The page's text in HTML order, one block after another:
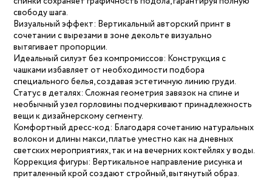
свободу шага.
Визуальный эффект: Вертикальный авторский принт в
сочетании с вырезами в зоне декольте визуально
вытягивает пропорции.
Идеальный силуэт без компромиссов: Конструкция с
чашками избавляет от необходимости подбора
специального белья, создавая эстетичную линию груди.
Статус в деталях: Сложная геометрия завязок на спине и
необычный узел горловины подчеркивают принадлежность
вещи к дизайнерскому сегменту.
Комфортный дресс-код: Благодаря сочетанию натуральных
волокон и длины макси, платье уместно как на дневных
светских мероприятиях, так и на вечерних коктейлях у воды.
Коррекция фигуры: Вертикальное направление рисунка и
приталенный крой создают стройный, вытянутый образ.